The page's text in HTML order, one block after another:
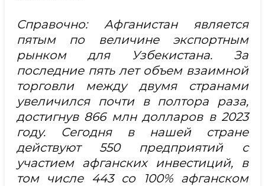
Справочно: Афганистан является
пятым по величине экспортным
рынком для Узбекистана. За
последние пять лет объем взаимной
торговли между двумя странами
увеличился почти в полтора раза,
достигнув 866 млн долларов в 2023
году. Сегодня в нашей стране
действуют 550 предприятий с
участием афганских инвестиций, в
том числе 443 со 100% афганском